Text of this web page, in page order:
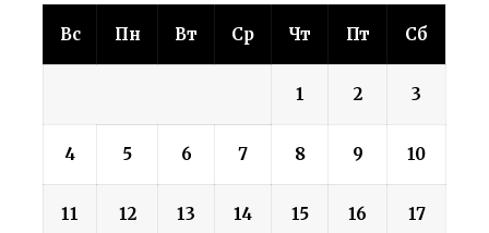
Вс Пн Вт Ср Чт Пт Сб
1 2 3
4 5 6 7 8 9 10
11 12 13 14 15 16 17